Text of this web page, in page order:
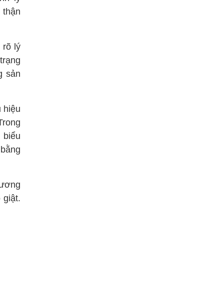
rõ lý
sản
hiệu
biểu
giật.